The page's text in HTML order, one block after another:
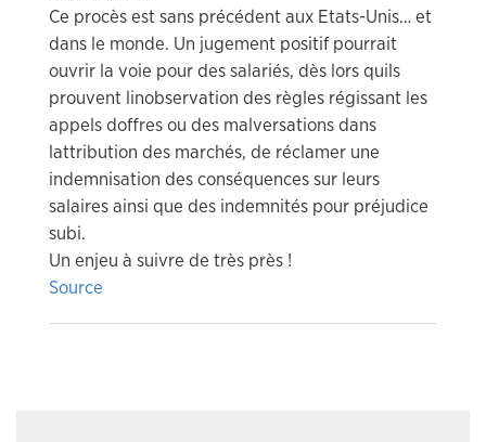
Ce procès est sans précédent aux Etats-Unis… et
dans le monde. Un jugement positif pourrait
ouvrir la voie pour des salariés, dès lors quils
prouvent linobservation des règles régissant les
appels doffres ou des malversations dans
lattribution des marchés, de réclamer une
indemnisation des conséquences sur leurs
salaires ainsi que des indemnités pour préjudice
subi.
Un enjeu à suivre de très près !
Source